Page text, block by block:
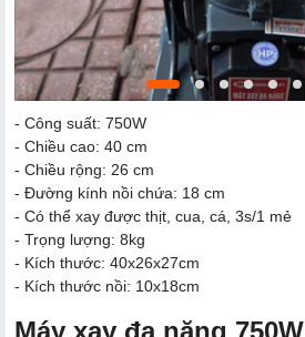
- Công suất: 750W
- Chiều cao: 40 cm
- Chiều rộng: 26 cm
- Đường kính nồi chứa: 18 cm
- Có thể xay được thịt, cua, cá, 3s/1 mẻ
- Trọng lượng: 8kg
- Kích thước: 40x26x27cm
- Kích thước nồi: 10x18cm
Máy xay đa năng 750W